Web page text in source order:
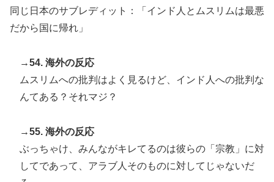
同じ日本のサブレディット：「インド人とムスリムは最悪
だから国に帰れ」
→54. 海外の反応
ムスリムへの批判はよく見るけど、インド人への批判な
んてある？それマジ？
→55. 海外の反応
ぶっちゃけ、みんながキレてるのは彼らの「宗教」に対
してであって、アラブ人そのものに対してじゃないだ